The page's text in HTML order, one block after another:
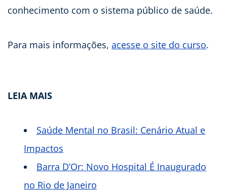
conhecimento com o sistema público de saúde.
Para mais informações, acesse o site do curso.
LEIA MAIS
Saúde Mental no Brasil: Cenário Atual e
Impactos
Barra D’Or: Novo Hospital É Inaugurado
no Rio de Janeiro